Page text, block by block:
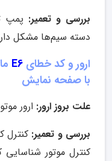
بررسی و تعمیر: پمپ
دسته‌ سیم‌ها مشکل
ارور و کد خطای E6
با صفحه نمایش
علت بروز ارور: ارور
بررسی و تعمیر: کنترل
کنترل موتور